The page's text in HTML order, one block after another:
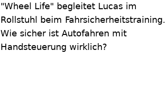
"Wheel Life" begleitet Lucas im
Rollstuhl beim Fahrsicherheitstraining.
Wie sicher ist Autofahren mit
Handsteuerung wirklich?